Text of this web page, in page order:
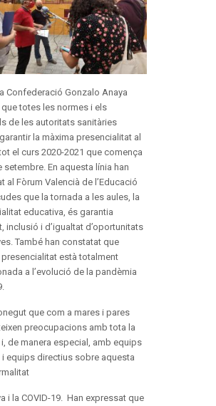
Confederació Gonzalo Anaya
totes les normes i els
de les autoritats sanitàries
la màxima presencialitat al
el curs 2020-2021 que comença
setembre. En aquesta línia han
al Fòrum Valencià de l’Educació
que la tornada a les aules, la
educativa, és garantia
inclusió i d’igualtat d’oportunitats
També han constatat que
està totalment
a l’evolució de la pandèmia
que com a mares i pares
preocupacions amb tota la
de manera especial, amb equips
equips directius sobre aquesta
i la COVID-19. Han expressat que